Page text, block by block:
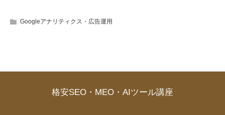
Googleアナリティクス・広告運用
格安SEO・MEO・AIツール講座